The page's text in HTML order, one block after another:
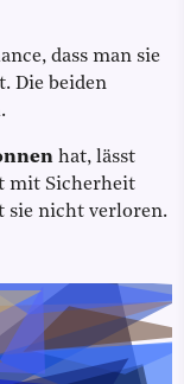
dass man sie
Die beiden
hat, lässt
mit Sicherheit
sie nicht verloren.